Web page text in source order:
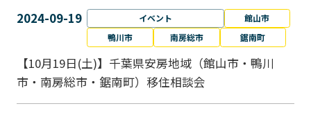
2024-09-19 イベント
館山市
鴨川市
南房総市 鋸南町
【10月19日(土)】千葉県安房地域（館山市・鴨川
市・南房総市・鋸南町）移住相談会